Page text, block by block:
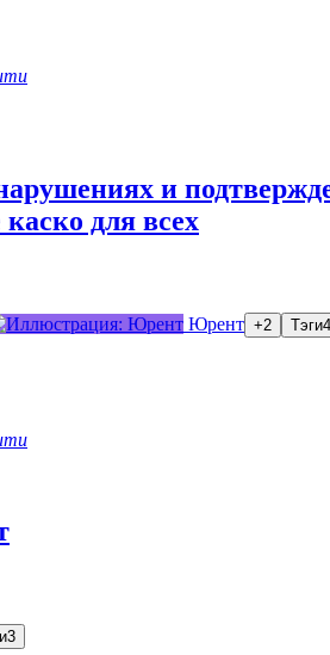
и
для всех
Юрент +2 Тэги4
3